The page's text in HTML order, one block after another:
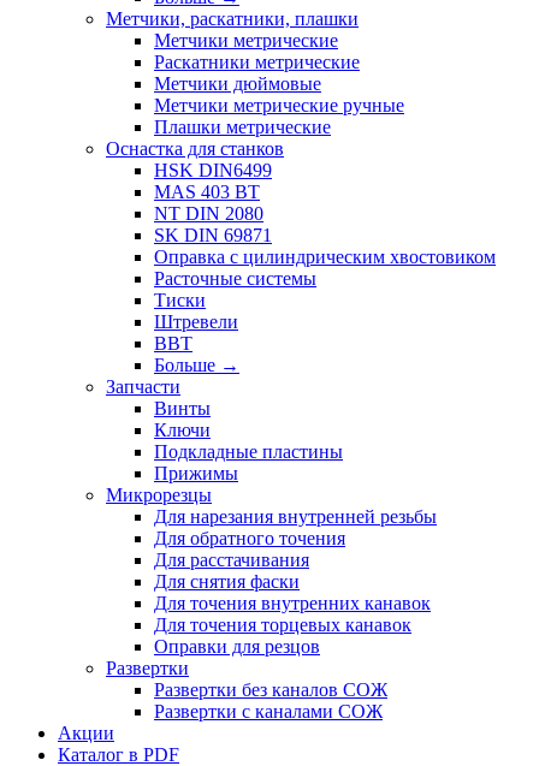
Метчики, раскатники, плашки
Метчики метрические
Раскатники метрические
Метчики дюймовые
Метчики метрические ручные
Плашки метрические
Оснастка для станков
HSK DIN6499
MAS 403 BT
NT DIN 2080
SK DIN 69871
Оправка с цилиндрическим хвостовиком
Расточные системы
Тиски
Штревели
BBT
Больше →
Запчасти
Винты
Ключи
Подкладные пластины
Прижимы
Микрорезцы
Для нарезания внутренней резьбы
Для обратного точения
Для расстачивания
Для снятия фаски
Для точения внутренних канавок
Для точения торцевых канавок
Оправки для резцов
Развертки
Развертки без каналов СОЖ
Развертки с каналами СОЖ
Акции
Каталог в PDF